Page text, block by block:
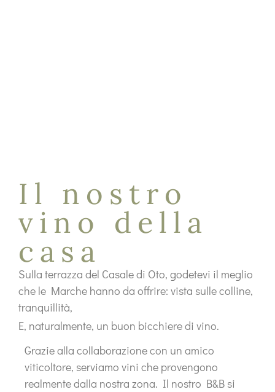
Il nostro
vino della
casa
Sulla terrazza del Casale di Oto, godetevi il meglio
che le Marche hanno da offrire: vista sulle colline,
tranquillità,
E, naturalmente, un buon bicchiere di vino.
Grazie alla collaborazione con un amico
viticoltore, serviamo vini che provengono
realmente dalla nostra zona. Il nostro B&B si